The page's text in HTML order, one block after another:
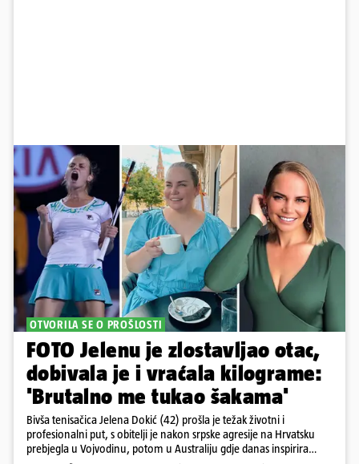
OTVORILA SE O PROŠLOSTI
FOTO Jelenu je zlostavljao otac,
dobivala je i vraćala kilograme:
'Brutalno me tukao šakama'
Bivša tenisačica Jelena Dokić (42) prošla je težak životni i
profesionalni put, s obitelji je nakon srpske agresije na Hrvatsku
prebjegla u Vojvodinu, potom u Australiju gdje danas inspirira